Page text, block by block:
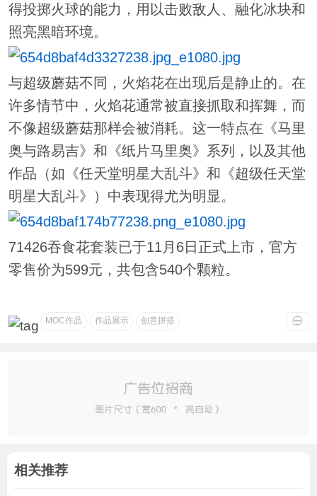
得投掷火球的能力，用以击败敌人、融化冰块和
照亮黑暗环境。
与超级蘑菇不同，火焰花在出现后是静止的。在
许多情节中，火焰花通常被直接抓取和挥舞，而
不像超级蘑菇那样会被消耗。这一特点在《马里
奥与路易吉》和《纸片马里奥》系列，以及其他
作品（如《任天堂明星大乱斗》和《超级任天堂
明星大乱斗》）中表现得尤为明显。
71426吞食花套装已于11月6日正式上市，官方
零售价为599元，共包含540个颗粒。
MOC作品 作品展示 创意拼搭
相关推荐